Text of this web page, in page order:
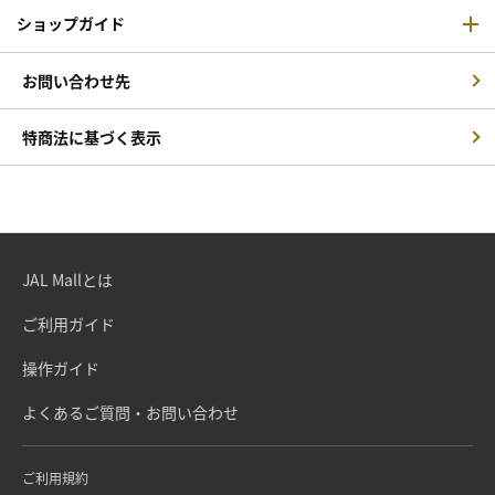
ショップガイド
お問い合わせ先
特商法に基づく表示
JAL Mallとは
ご利用ガイド
操作ガイド
よくあるご質問・お問い合わせ
ご利用規約